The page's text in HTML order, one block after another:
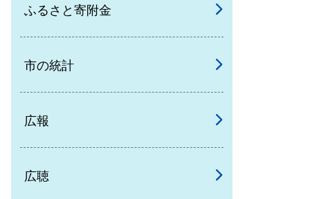
ふるさと寄附金
市の統計
広報
広聴